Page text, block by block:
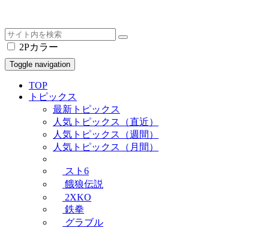
2Pカラー
Toggle navigation
TOP
トピックス
最新トピックス
人気トピックス（直近）
人気トピックス（週間）
人気トピックス（月間）
スト6
餓狼伝説
2XKO
鉄拳
グラブル